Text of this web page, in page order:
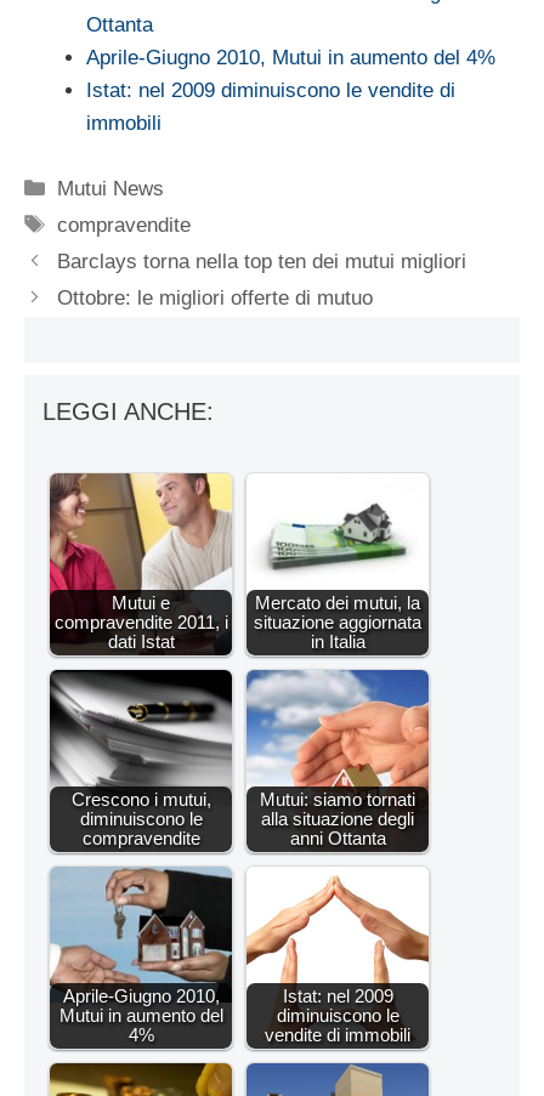
Ottanta
Aprile-Giugno 2010, Mutui in aumento del 4%
Istat: nel 2009 diminuiscono le vendite di
immobili
Categorie
Mutui News
Tag
compravendite
Barclays torna nella top ten dei mutui migliori
Ottobre: le migliori offerte di mutuo
LEGGI ANCHE:
Mutui e
compravendite 2011, i
dati Istat
Mercato dei mutui, la
situazione aggiornata
in Italia
Crescono i mutui,
diminuiscono le
compravendite
Mutui: siamo tornati
alla situazione degli
anni Ottanta
Aprile-Giugno 2010,
Mutui in aumento del
4%
Istat: nel 2009
diminuiscono le
vendite di immobili